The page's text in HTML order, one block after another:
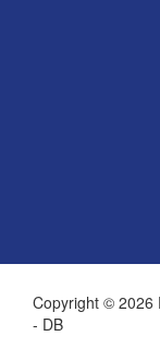
Copyright © 2026
- DB